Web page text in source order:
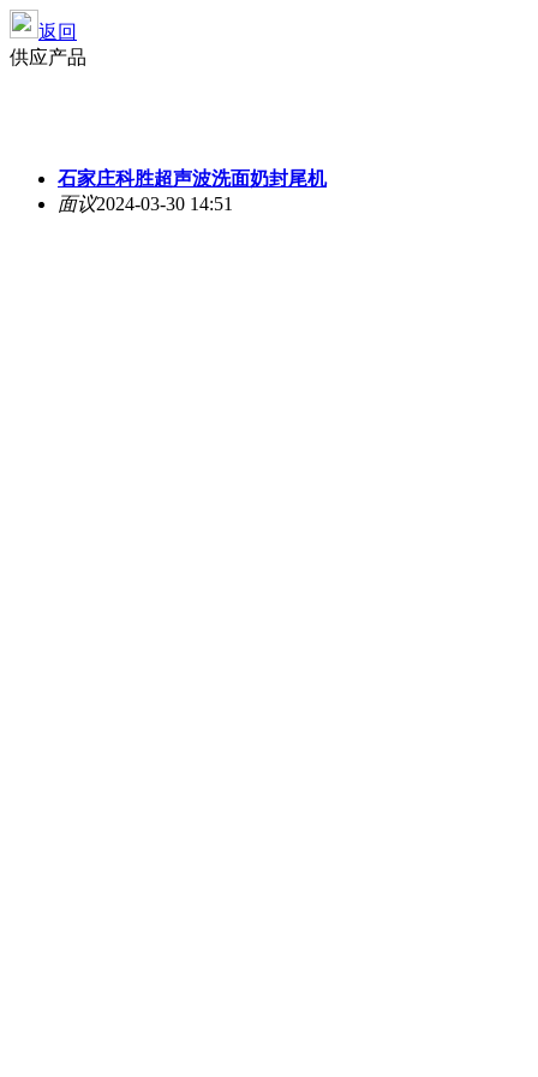
返回
供应产品
石家庄科胜超声波洗面奶封尾机
面议2024-03-30 14:51